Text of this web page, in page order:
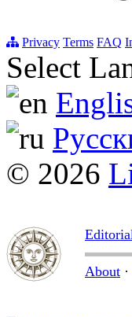
Privacy Terms FAQ
Select
© 2026
About ·